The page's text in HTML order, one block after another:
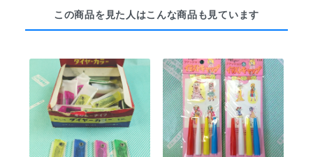
この商品を見た人はこんな商品も見ています